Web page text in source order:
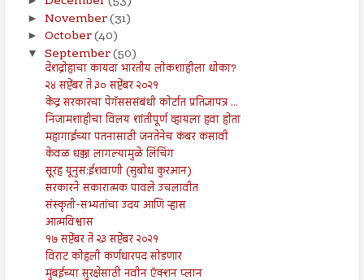
► November(31)
► October(40)
▼ September(50)
देशद्रोहाचा कायदा भारतीय लोकशाहीला धोका?
२४ सप्टेंबर ते ३० सप्टेंबर २०२१
केंद्र सरकारचा पेगॅसससंबंधी कोर्टात प्रतिज्ञापत्र ...
निजामशाहीचा विलय शांतीपूर्ण व्हायला हवा होता
महागाईच्या पतनासाठी जनतेनेच कंबर कसावी
केवळ धक्का लागल्यामुळे लिंचिंग
सूरह यूनुस:ईशवाणी (सुबोध कुरआन)
सरकारने सकारात्मक पावले उचलावीत
संस्कृती-सभ्यतांचा उदय आणि ऱ्हास
आत्मविश्वास
१७ सप्टेंबर ते २३ सप्टेंबर २०२१
विराट कोहली कर्णधारपद सोडणार
मुंबईच्या सुरक्षेसाठी नवीन ऍक्शन प्लान